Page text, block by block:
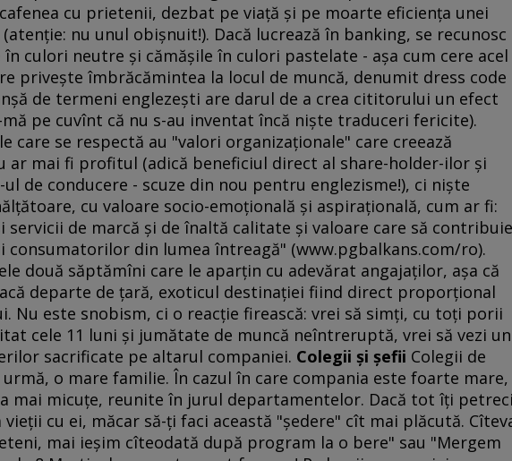
cu prietenii, dezbat pe viaţă şi pe moarte eficienţa unei
nu unul obişnuit!). Dacă lucrează în banking, se recunosc
culori neutre şi cămăşile în culori pastelate - aşa cum cere acel
priveşte îmbrăcămintea la locul de muncă, denumit dress code
de termeni englezeşti are darul de a crea cititorului un efect
pe cuvînt că nu s-au inventat încă nişte traduceri fericite).
care se respectă au "valori organizaţionale" care creează
ar mai fi profitul (adică beneficiul direct al share-holder-ilor şi
de conducere - scuze din nou pentru englezisme!), ci nişte
cu valoare socio-emoţională şi aspiraţională, cum ar fi:
servicii de marcă şi de înaltă calitate şi valoare care să contribuie
consumatorilor din lumea întreagă" (www.pgbalkans.com/ro).
două săptămîni care le aparţin cu adevărat angajaţilor, aşa că
departe de ţară, exoticul destinaţiei fiind direct proporţional
Nu este snobism, ci o reacţie firească: vrei să simţi, cu toţi porii
cele 11 luni şi jumătate de muncă neîntreruptă, vrei să vezi un
sacrificate pe altarul companiei. Colegii şi şefii Colegii de
o mare familie. În cazul în care compania este foarte mare,
mai micuţe, reunite în jurul departamentelor. Dacă tot îţi
cu ei, măcar să-ţi faci această "şedere" cît mai plăcută.
mai ieşim cîteodată după program la o bere" sau "Mergem